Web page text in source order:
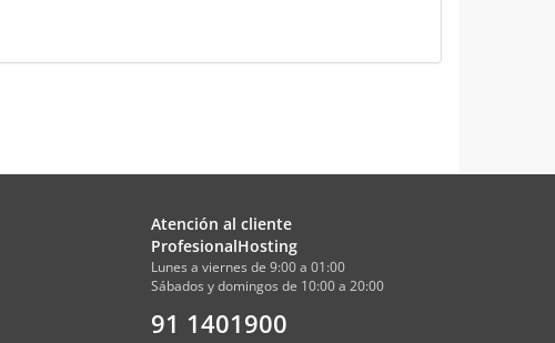
Atención al cliente
ProfesionalHosting
Lunes a viernes de 9:00 a 01:00
Sábados y domingos de 10:00 a 20:00
91 1401900